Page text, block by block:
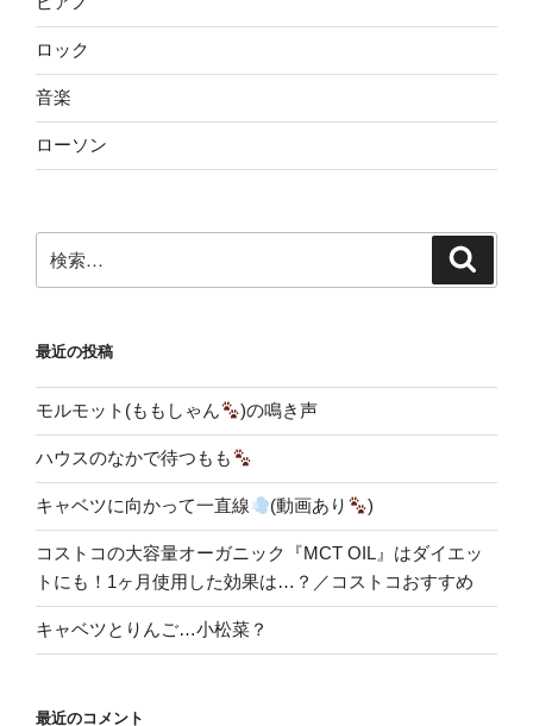
ロック
音楽
ローソン
索:
最近の投稿
モルモット(ももしゃん )の鳴き声
ハウスのなかで待つもも
キャベツに向かって一直線 (動画あり )
コストコの大容量オーガニック『MCT OIL』はダイエッ
トにも！1ヶ月使用した効果は…？／コストコおすすめ
キャベツとりんご…小松菜？
最近のコメント